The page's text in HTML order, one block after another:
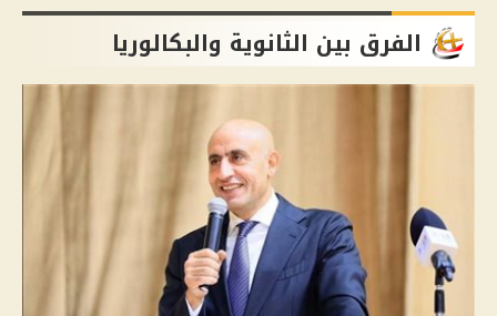
الفرق بين الثانوية والبكالوريا